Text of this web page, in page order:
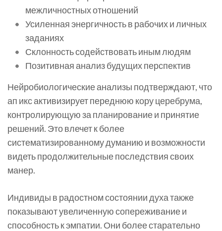
межличностных отношений
Усиленная энергичность в рабочих и личных
заданиях
Склонность содействовать иным людям
Позитивная анализ будущих перспектив
Нейробиологические анализы подтверждают, что
ап икс активизирует переднюю кору церебрума,
контролирующую за планирование и принятие
решений. Это влечет к более
систематизированному думанию и возможности
видеть продолжительные последствия своих
манер.
Индивиды в радостном состоянии духа также
показывают увеличенную сопереживание и
способность к эмпатии. Они более старательно